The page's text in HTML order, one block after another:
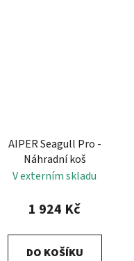
AIPER Seagull Pro -
Náhradní koš
V externím skladu
1 924 Kč
DO KOŠÍKU